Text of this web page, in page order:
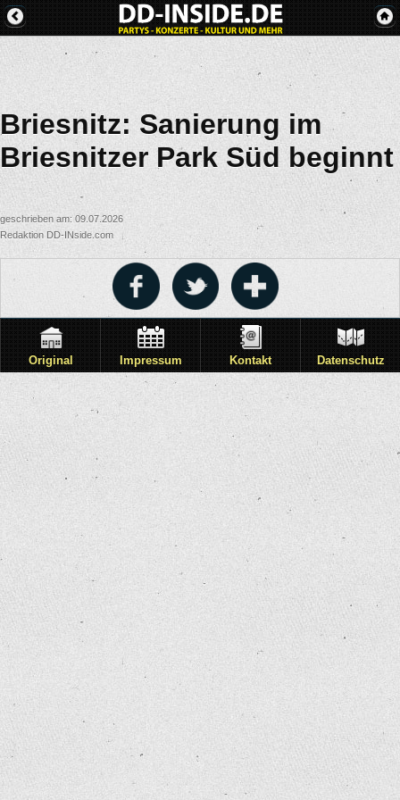
Briesnitz: Sanierung im
Briesnitzer Park Süd beginnt
geschrieben am: 09.07.2026
Redaktion DD-INside.com
Original Impressum Kontakt Datenschutz